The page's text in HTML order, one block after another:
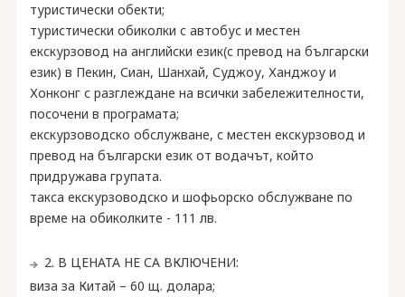
туристически обекти;
туристически обиколки с автобус и местен
екскурзовод на английски език(с превод на български
език) в Пекин, Сиан, Шанхай, Суджоу, Ханджоу и
Хонконг с разглеждане на всички забележителности,
посочени в програмата;
екскурзоводско обслужване, с местен екскурзовод и
превод на български език от водачът, който
придружава групата.
такса екскурзоводско и шофьорско обслужване по
време на обиколките - 111 лв.
2. В ЦЕНАТА НЕ СА ВКЛЮЧЕНИ:
виза за Китай – 60 щ. долара;